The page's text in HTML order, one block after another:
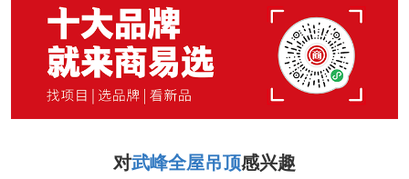
对武峰全屋吊顶感兴趣